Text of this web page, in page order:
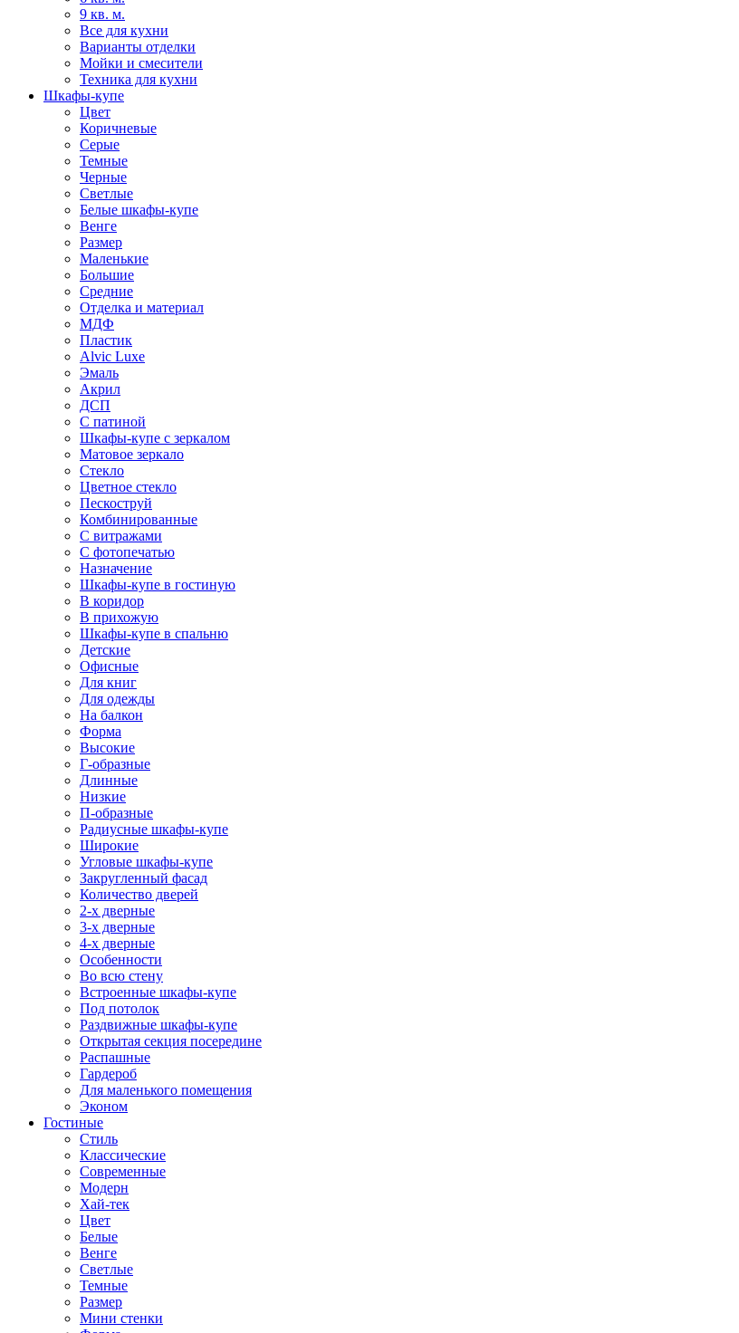
9 кв. м.
Все для кухни
Варианты отделки
Мойки и смесители
Техника для кухни
Шкафы-купе
Цвет
Коричневые
Серые
Темные
Черные
Светлые
Белые шкафы-купе
Венге
Размер
Маленькие
Большие
Средние
Отделка и материал
МДФ
Пластик
Alvic Luxe
Эмаль
Акрил
ДСП
С патиной
Шкафы-купе с зеркалом
Матовое зеркало
Стекло
Цветное стекло
Пескоструй
Комбинированные
С витражами
С фотопечатью
Назначение
Шкафы-купе в гостиную
В коридор
В прихожую
Шкафы-купе в спальню
Детские
Офисные
Для книг
Для одежды
На балкон
Форма
Высокие
Г-образные
Длинные
Низкие
П-образные
Радиусные шкафы-купе
Широкие
Угловые шкафы-купе
Закругленный фасад
Количество дверей
2-х дверные
3-х дверные
4-х дверные
Особенности
Во всю стену
Встроенные шкафы-купе
Под потолок
Раздвижные шкафы-купе
Открытая секция посередине
Распашные
Гардероб
Для маленького помещения
Эконом
Гостиные
Стиль
Классические
Современные
Модерн
Хай-тек
Цвет
Белые
Венге
Светлые
Темные
Размер
Мини стенки